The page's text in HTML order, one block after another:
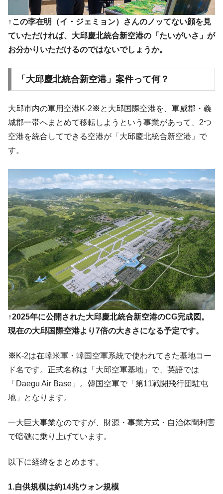
く空港に詰めかけ「出て行け！」「極右勢力」のプラカー
ドを掲げる「在韓反米勢力」
『Money1』
韓国政府「2035年までに18.4GW規模のAIデ
ータセンター整備」⇒ だから無理だってば。
ほぼ終わった」
『Money1』
韓国『国民年金公団』株価暴落で200兆蒸
『Money1』
韓国政府「ニセＫ-ブランドを通報しようキ
ャンペーン」⇒ あの名物教授も登場！
『Money1』
韓国「橋が落ちました」⇒ 耐久性「なさす
ぎ」では。
『Money1』
韓国鉄鋼最大手『POSCO』ズブズブ沈む。
営業利益80.2％も減少
『Money1』
米国下院「韓国の公務員個人をターゲット
にぶん殴る法案」提出！⇒ クーパン問題は合衆国企業に対
する差別。許してはおかぬ
『Money1』
韓国ボンクラ政策室長･金容範、株価暴落に
他人事のような発言。
『Money1』
韓国半導体『SKハイニックス』2026年2Qの
業績「史上最高益」当期純利益は前年同期比13.4倍に。
『Money1』
韓国･加徳島新国際空港「またも暗礁」の危
機 ⇒ 10.7兆では損が出るからできない。
『Money1』
【速報】韓国株式市場の暴落・本日07月29
日(水)もサイドカー・サーキットブレイカーの二段コンボ
『Money1』
IT産業は人を雇用する効果は低い。全産業の
半分未満しか雇用を生まない
Fact1
日本の誇る海洋資源調査船『白嶺』は先進技術の
塊！
府県とは？
Fact1 今話題の「楽天ライオンズ」とは？
える賞金とは？
↑この李在明（イ・ジェミョン）さんのノッてない顔を見
ていただければ、大邱慶北統合新空港の「たいがいさ」が
お分かりいただけるのではないでしょうか。
「大邱慶北統合新空港」案件って何？
大邱市内の軍用空港K-2※と大邱国際空港を、軍威郡・義
城郡一帯へまとめて移転しようという事業があって、2つ
空港を統合してできる空港が「大邱慶北統合新空港」で
す。
↑2025年に公開された大邱慶北統合新空港のCG完成図。
現在の大邱国際空港より7倍の大きさになる予定です。
※K-2は在韓米軍・韓国空軍系統で使われてきた基地コー
ド名です。正式名称は「大邱空軍基地」で、英語では
「Daegu Air Base」。韓国空軍で「第11戦闘飛行団駐屯
地」となります。
一大巨大事業なのですが、財源・事業方式・自治体間利害
で暗礁に乗り上げています。
以下に経緯をまとめます。
1.自供規模は約14兆ウォン規模